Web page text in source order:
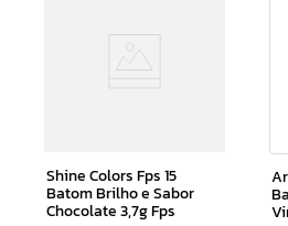
Shine Colors Fps 15
Batom Brilho e Sabor
Chocolate 3,7g Fps
Ar